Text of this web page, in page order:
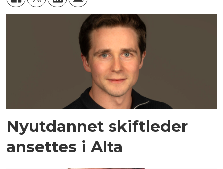
Nyutdannet skiftleder
ansettes i Alta